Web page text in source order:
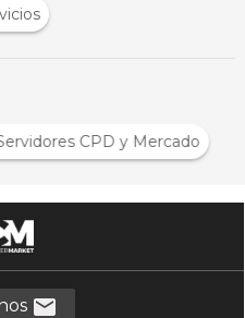
CPD y Mercado